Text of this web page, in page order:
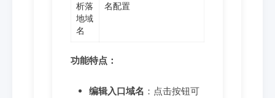
析落
地域
名
名配置
功能特点：
编辑入口域名 ：点击按钮可